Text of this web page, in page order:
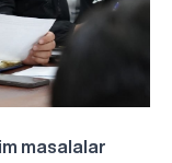
masalalar